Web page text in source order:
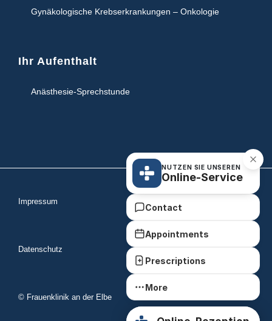
Gynäkologische Krebserkrankungen – Onkologie
Ihr Aufenthalt
Anästhesie-Sprechstunde
Impressum
Datenschutz
© Frauenklinik an der Elbe
NUTZEN SIE UNSEREN
Online-Service
Contact
Appointments
Prescriptions
More